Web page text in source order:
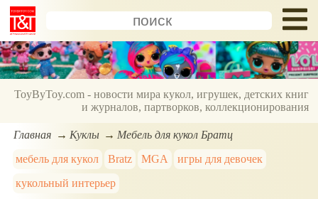
ToyByToy.com - новости мира кукол, игрушек, детских книг
и журналов, партворков, коллекционирования
Главная Куклы
Мебель для кукол Братц
мебель для кукол
Bratz MGA
игры для девочек
кукольный интерьер